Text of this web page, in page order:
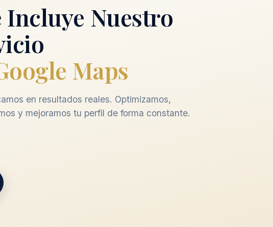
Incluye Nuestro
Maps
en resultados reales. Optimizamos,
y mejoramos tu perfil de forma constante.